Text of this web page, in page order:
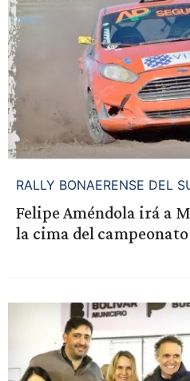
RALLY BONAERENSE DEL
Felipe Améndola irá a
la cima del campeonato